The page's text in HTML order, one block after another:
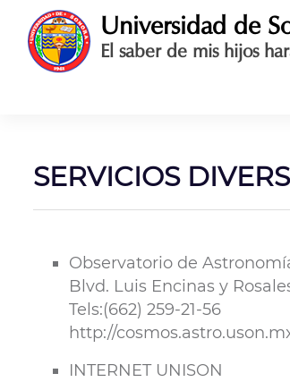
contenido
Universidad de
El saber de mis hijos
SERVICIOS
Observatorio de
Blvd. Luis Encinas y
Tels:(662) 259-21-56
http://
INTERNET UNISON